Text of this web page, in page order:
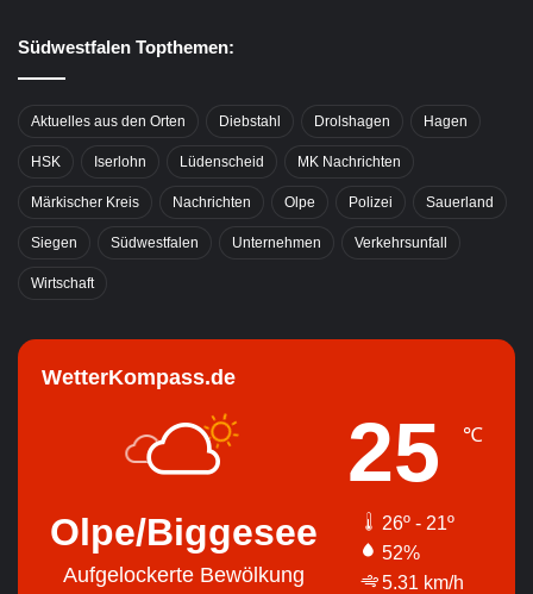
Südwestfalen Topthemen:
Aktuelles aus den Orten Diebstahl Drolshagen Hagen
HSK Iserlohn Lüdenscheid MK Nachrichten
Märkischer Kreis Nachrichten Olpe Polizei Sauerland
Siegen Südwestfalen Unternehmen Verkehrsunfall
Wirtschaft
WetterKompass.de
Olpe/Biggesee
Aufgelockerte Bewölkung
25 ℃
26º - 21º
52%
5.31 km/h